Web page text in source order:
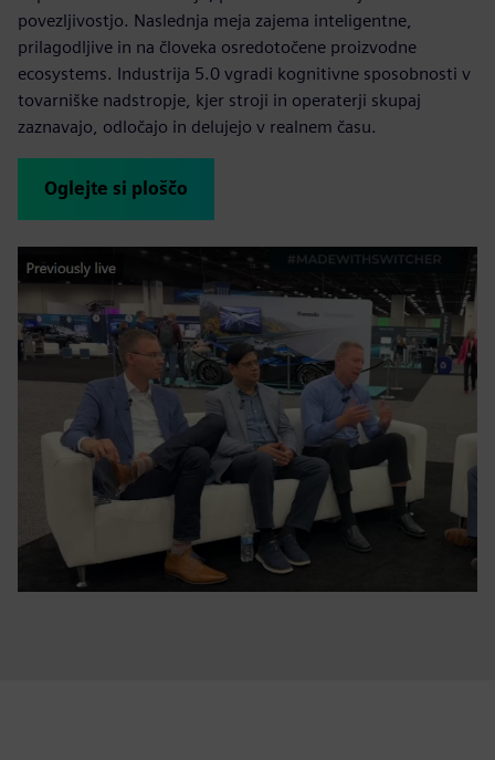
povezljivostjo. Naslednja meja zajema inteligentne,
prilagodljive in na človeka osredotočene proizvodne
ecosystems. Industrija 5.0 vgradi kognitivne sposobnosti v
tovarniške nadstropje, kjer stroji in operaterji skupaj
zaznavajo, odločajo in delujejo v realnem času.
Oglejte si ploščo